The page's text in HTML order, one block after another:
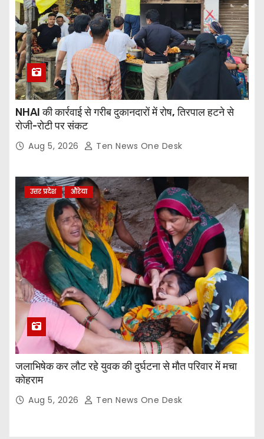
NHAI की कार्रवाई से गरीब दुकानदारों में रोष, तिरपाल हटने से
रोजी-रोटी पर संकट
Aug 5, 2026 Ten News One Desk
उत्तर प्रदेश औरेया
जलाभिषेक कर लौट रहे युवक की दुर्घटना से मौत परिवार में मचा
कोहराम
Aug 5, 2026 Ten News One Desk